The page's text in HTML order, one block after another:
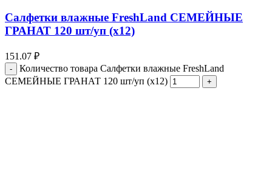
Салфетки влажные FreshLand СЕМЕЙНЫЕ
ГРАНАТ 120 шт/уп (х12)
151.07 ₽
Количество товара Салфетки влажные FreshLand
СЕМЕЙНЫЕ ГРАНАТ 120 шт/уп (х12)